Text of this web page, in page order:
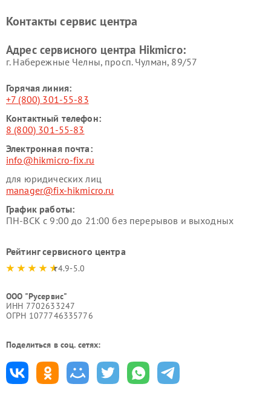
Контакты сервис центра
Адрес сервисного центра Hikmicro:
г. Набережные Челны, просп. Чулман, 89/57
Горячая линия:
+7 (800) 301-55-83
Контактный телефон:
8 (800) 301-55-83
Электронная почта:
info@hikmicro-fix.ru
для юридических лиц
manager@fix-hikmicro.ru
График работы:
ПН-ВСК с 9:00 до 21:00 без перерывов и выходных
Рейтинг сервисного центра
4.9-5.0
ООО "Русервис"
ИНН 7702633247
ОГРН 1077746335776
Поделиться в соц. сетях: